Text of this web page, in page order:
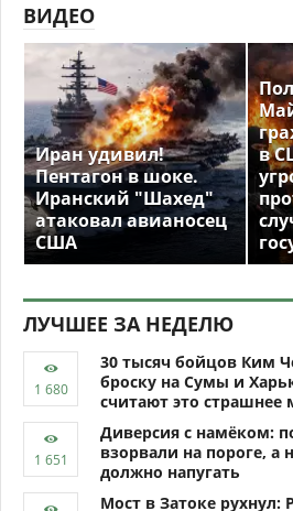
ВИДЕО
Иран удивил!
Пентагон в шоке.
Иранский "Шахед"
атаковал авианосец
США
в
ЛУЧШЕЕ ЗА НЕДЕЛЮ
30 тысяч бойцов Ким
броску на Сумы и
считают это
Диверсия с намёком:
взорвали на пороге, а
должно напугать
Мост в Затоке рухнул: